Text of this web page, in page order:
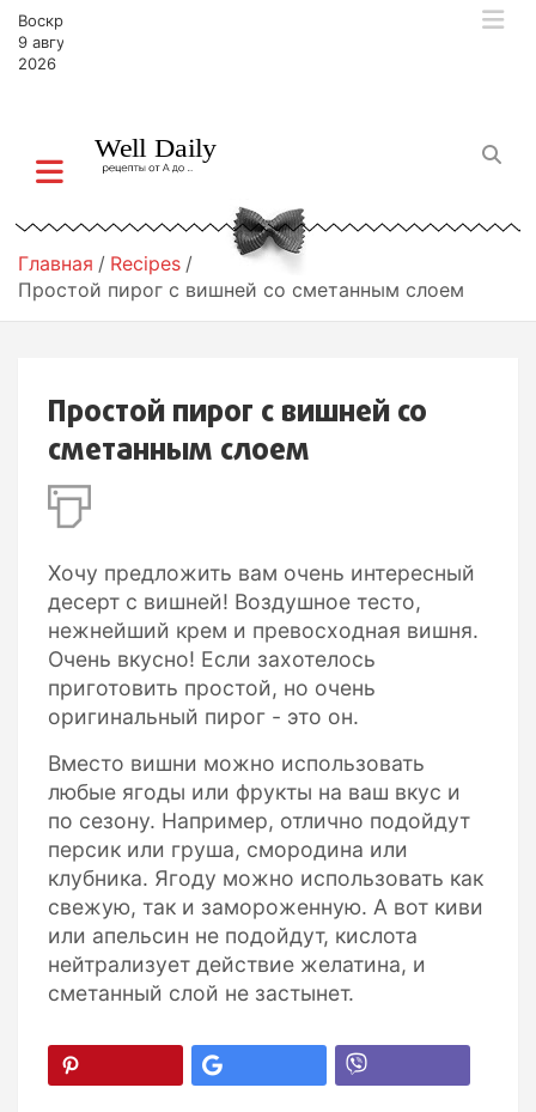
Воскресенье,
9 августа,
2026
Главная
Recipes
Простой пирог с вишней со сметанным слоем
Простой пирог с вишней со
сметанным слоем
Хочу предложить вам очень интересный
десерт с вишней! Воздушное тесто,
нежнейший крем и превосходная вишня.
Очень вкусно! Если захотелось
приготовить простой, но очень
оригинальный пирог - это он.
Вместо вишни можно использовать
любые ягоды или фрукты на ваш вкус и
по сезону. Например, отлично подойдут
персик или груша, смородина или
клубника. Ягоду можно использовать как
свежую, так и замороженную. А вот киви
или апельсин не подойдут, кислота
нейтрализует действие желатина, и
сметанный слой не застынет.